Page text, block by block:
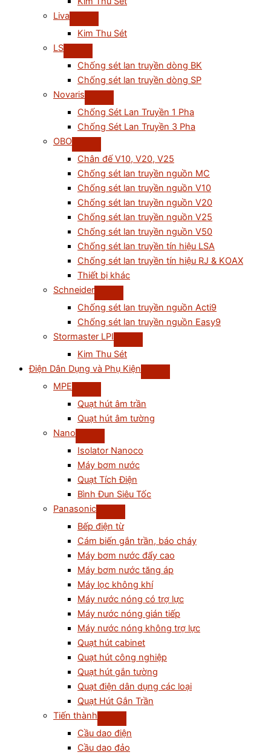
Liva
Kim Thu Sét
LS
Chống sét lan truyền dòng BK
Chống sét lan truyền dòng SP
Novaris
Chống Sét Lan Truyền 1 Pha
Chống Sét Lan Truyền 3 Pha
OBO
Chân đế V10, V20, V25
Chống sét lan truyền nguồn MC
Chống sét lan truyền nguồn V10
Chống sét lan truyền nguồn V20
Chống sét lan truyền nguồn V25
Chống sét lan truyền nguồn V50
Chống sét lan truyền tín hiệu LSA
Chống sét lan truyền tín hiệu RJ & KOAX
Thiết bị khác
Schneider
Chống sét lan truyền nguồn Acti9
Chống sét lan truyền nguồn Easy9
Stormaster LPI
Kim Thu Sét
Điện Dân Dụng và Phụ Kiện
MPE
Quạt hút âm trần
Quạt hút âm tường
Nano
Isolator Nanoco
Máy bơm nước
Quạt Tích Điện
Bình Đun Siêu Tốc
Panasonic
Bếp điện từ
Cám biến gắn trần, báo cháy
Máy bơm nước đẩy cao
Máy bơm nước tăng áp
Máy lọc không khí
Máy nước nóng có trợ lực
Máy nước nóng gián tiếp
Máy nước nóng không trợ lực
Quạt hút cabinet
Quạt hút công nghiệp
Quạt hút gắn tường
Quạt điện dân dụng các loại
Quạt Hút Gắn Trần
Tiến thành
Cầu dao điện
Cầu dao đảo